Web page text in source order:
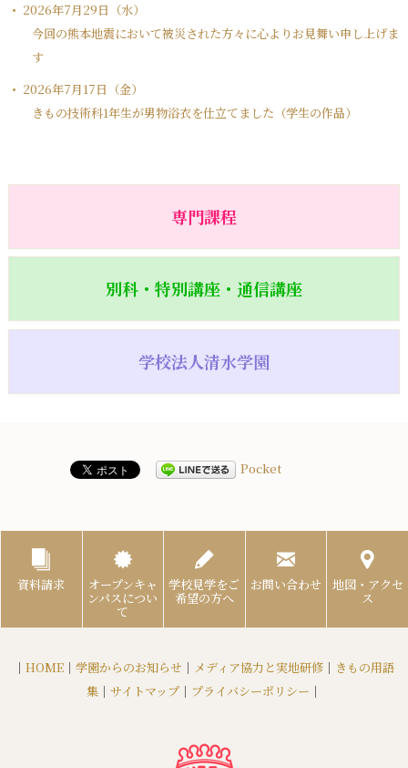
2026年7月29日（水）
今回の熊本地震において被災された方々に心よりお見舞い申し上げま
す
2026年7月17日（金）
きもの技術科1年生が男物浴衣を仕立てました（学生の作品）
専門課程
別科・特別講座・通信講座
学校法人清水学園
Pocket
資料請求 オープンキャ
ンパスについ
て
学校見学をご
希望の方へ
お問い合わせ 地図・アクセ
ス
｜ HOME ｜ 学園からのお知らせ ｜ メディア協力と実地研修 ｜ きもの用語
集 ｜ サイトマップ ｜ プライバシーポリシー ｜